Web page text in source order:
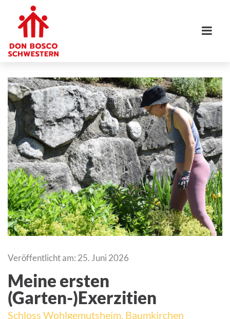
Veröffentlicht am: 25. Juni 2026
Meine ersten
(Garten-)Exerzitien
Schloss Wohlgemutsheim, Baumkirchen